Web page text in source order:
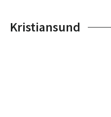
Kristiansund